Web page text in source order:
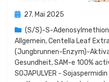
Posted
27. Mai 2025
(S/S)-S-
Allgemein,Centella Leaf
(Jungbrunnen-Enzym)-
Gesundheit,SAM-e 100%
SOJAPULVER -